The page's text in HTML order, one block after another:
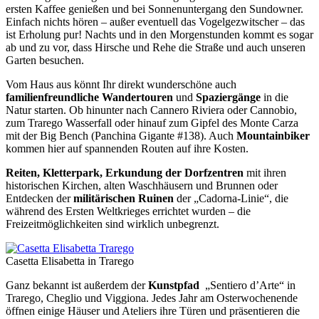
ersten Kaffee genießen und bei Sonnenuntergang den Sundowner.
Einfach nichts hören – außer eventuell das Vogelgezwitscher – das
ist Erholung pur! Nachts und in den Morgenstunden kommt es sogar
ab und zu vor, dass Hirsche und Rehe die Straße und auch unseren
Garten besuchen.
Vom Haus aus könnt Ihr direkt wunderschöne auch
familienfreundliche Wandertouren und Spaziergänge in die
Natur starten. Ob hinunter nach Cannero Riviera oder Cannobio,
zum Trarego Wasserfall oder hinauf zum Gipfel des Monte Carza
mit der Big Bench (Panchina Gigante #138). Auch Mountainbiker
kommen hier auf spannenden Routen auf ihre Kosten.
Reiten, Kletterpark, Erkundung der Dorfzentren mit ihren
historischen Kirchen, alten Waschhäusern und Brunnen oder
Entdecken dermilitärischen Ruinen der „Cadorna-Linie“, die
während des Ersten Weltkrieges errichtet wurden – die
Freizeitmöglichkeiten sind wirklich unbegrenzt.
Casetta Elisabetta in Trarego
Ganz bekannt ist außerdem derKunstpfad „Sentiero d’Arte“ in
Trarego, Cheglio und Viggiona. Jedes Jahr am Osterwochenende
öffnen einige Häuser und Ateliers ihre Türen und präsentieren die